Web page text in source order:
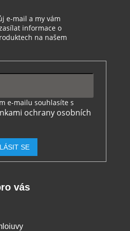
e-mail a my vám
informace o
na našem
e-mailu souhlasíte s
ochrany osobních
SE
vás